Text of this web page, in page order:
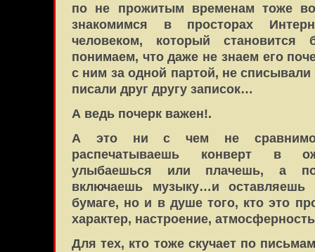
по не прожитым временам тоже
знакомимся в просторах
человеком, который становится
понимаем, что даже не знаем его
с ним за одной партой, не
писали друг другу записок…
А ведь почерк важен!.
А это ни с чем не
распечатываешь конверт в
улыбаешься или плачешь, а
включаешь музыку…и
бумаге, но и в душе того, кто это
характер, настроение,
Для тех, кто тоже скучает по